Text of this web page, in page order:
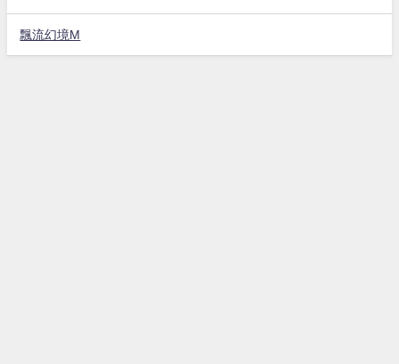
飄流幻境M